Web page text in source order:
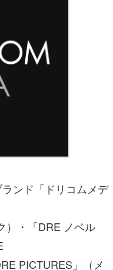
ンド「ドリコムメデ
）・「DRE ノベル
PICTURES」（メ